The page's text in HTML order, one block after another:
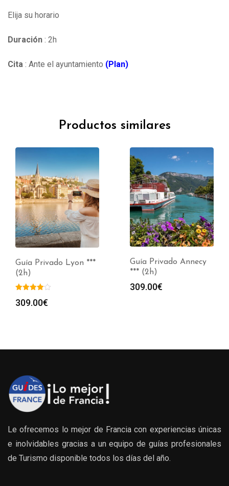
Elija su horario
Duración : 2h
Cita : Ante el ayuntamiento (Plan)
Productos similares
Guía Privado Lyon ***
(2h)
309.00€
Guía Privado Annecy
*** (2h)
309.00€
Le ofrecemos lo mejor de Francia con experiencias únicas
e inolvidables gracias a un equipo de guías profesionales
de Turismo disponible todos los días del año.